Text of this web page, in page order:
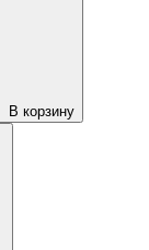
В корзину